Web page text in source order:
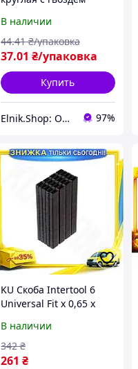
[s014002] E.NEXT
В наличии
37.01 ₴/упаковка
44.41 ₴/упаковка
Купить
Elnik.Shop: Оптово-розничная компания 97%
KU Скоба Intertool 6
Universal Fit х 0,65 х
пневматического
пистолета крепежные
ск Uni2L_K
В наличии
261 ₴
342 ₴